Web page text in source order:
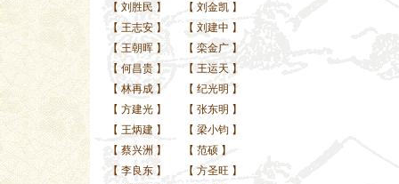
【 刘胜民 】 【 刘金凯 】
【 王志安】 【 刘建中 】
【 王朝晖】 【 栾金广 】
【 何昌贵】 【 王运天 】
【 林再成】 【 纪光明 】
【 方建光】 【 张东明 】
【 王炳建】 【 梁小钧 】
【 蔡兴洲 】 【 范硕 】
【 李良东】 【 方圣旺 】